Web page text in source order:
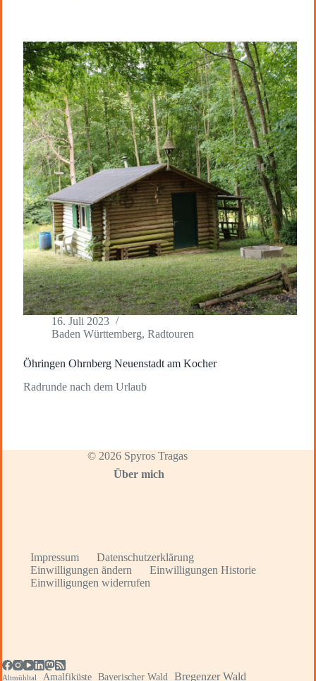
16. Juli 2023
Baden Württemberg, Radtouren
Öhringen Ohrnberg Neuenstadt am Kocher
Radrunde nach dem Urlaub
© 2026 Spyros Tragas
Über mich
Impressum
Datenschutzerklärung
Einwilligungen ändern
Einwilligungen Historie
Einwilligungen widerrufen
Altmühltal Amalfiküste Bayerischer Wald Bregenzer Wald